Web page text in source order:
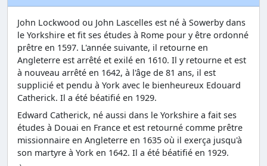
John Lockwood ou John Lascelles est né à Sowerby dans
le Yorkshire et fit ses études à Rome pour y être ordonné
prêtre en 1597. L'année suivante, il retourne en
Angleterre est arrêté et exilé en 1610. Il y retourne et est
à nouveau arrêté en 1642, à l'âge de 81 ans, il est
supplicié et pendu à York avec le bienheureux Edouard
Catherick. Il a été béatifié en 1929.
Edward Catherick, né aussi dans le Yorkshire a fait ses
études à Douai en France et est retourné comme prêtre
missionnaire en Angleterre en 1635 où il exerça jusqu'à
son martyre à York en 1642. Il a été béatifié en 1929.